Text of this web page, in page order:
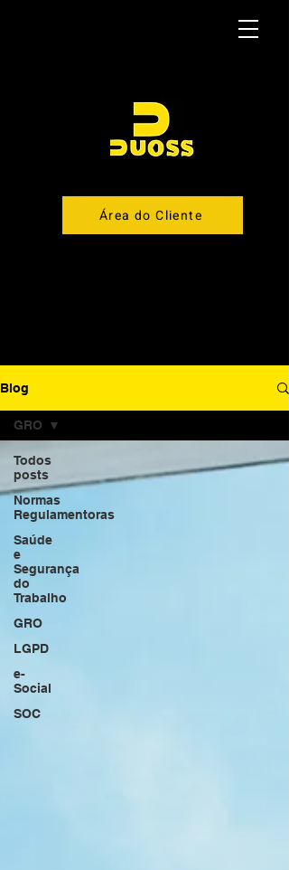
Área do Cliente
Blog
Todos
posts
Normas
Regulamentoras
Saúde
e
Segurança
do
Trabalho
GRO
LGPD
e-
Social
SOC
GRO